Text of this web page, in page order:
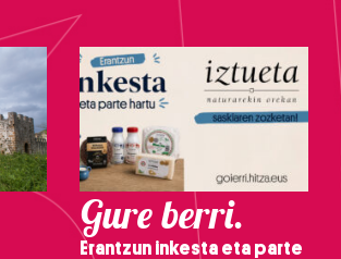
Gure berri.
Erantzun inkesta eta parte